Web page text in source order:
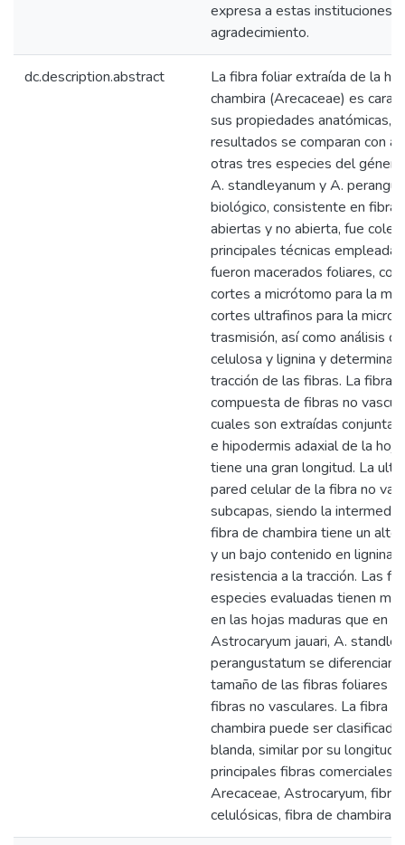
expresa a estas instituciones
agradecimiento.
dc.description.abstract
La fibra foliar extraída de la
chambira (Arecaceae) es
sus propiedades anatómicas,
resultados se comparan con
otras tres especies del
A. standleyanum y A.
biológico, consistente en
abiertas y no abierta, fue
principales técnicas
fueron macerados foliares,
cortes a micrótomo para la
cortes ultrafinos para la
trasmisión, así como análisis
celulosa y lignina y
tracción de las fibras. La fibra
compuesta de fibras no
cuales son extraídas
e hipodermis adaxial de la
tiene una gran longitud. La
pared celular de la fibra no
subcapas, siendo la
fibra de chambira tiene un
y un bajo contenido en lignina;
resistencia a la tracción. Las
especies evaluadas tienen
en las hojas maduras que en
Astrocaryum jauari, A.
perangustatum se diferencian
tamaño de las fibras foliares
fibras no vasculares. La fibra
chambira puede ser
blanda, similar por su longitud
principales fibras comerciales.
Arecaceae, Astrocaryum,
celulósicas, fibra de chambira.